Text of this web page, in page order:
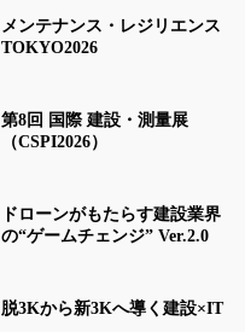
メンテナンス・レジリエンス
TOKYO2026
第8回 国際 建設・測量展
（CSPI2026）
ドローンがもたらす建設業界
の“ゲームチェンジ” Ver.2.0
脱3Kから新3Kへ導く建設×IT